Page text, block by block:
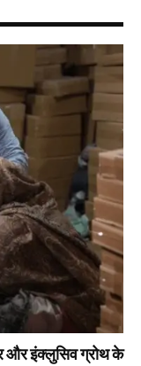
और इंक्लुसिव ग्रोथ के